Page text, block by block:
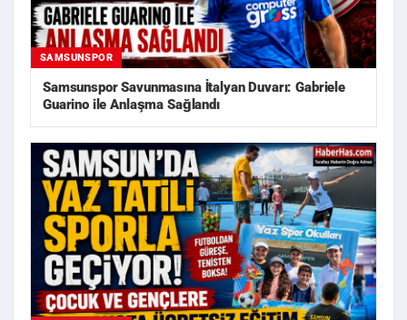
SAMSUNSPOR
Samsunspor Savunmasına İtalyan Duvarı: Gabriele
Guarino ile Anlaşma Sağlandı